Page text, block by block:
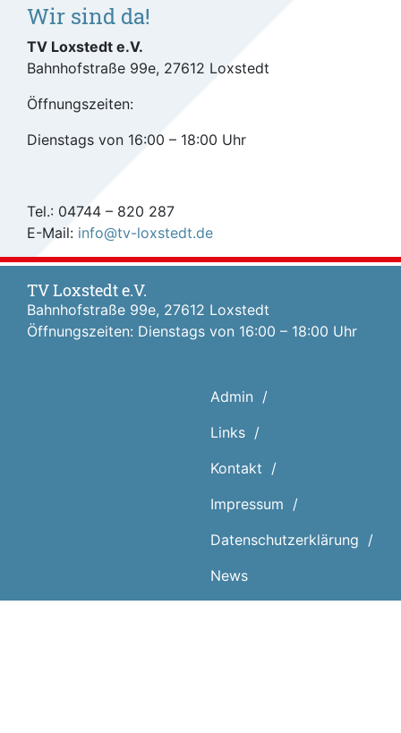
Wir sind da!
TV Loxstedt e.V.
Bahnhofstraße 99e, 27612 Loxstedt
Öffnungszeiten:
Dienstags von 16:00 – 18:00 Uhr
Tel.: 04744 – 820 287
E-Mail: info@tv-loxstedt.de
TV Loxstedt e.V.
Bahnhofstraße 99e, 27612 Loxstedt
Öffnungszeiten: Dienstags von 16:00 – 18:00 Uhr
Admin
Links
Kontakt
Impressum
Datenschutz­erklärung
News